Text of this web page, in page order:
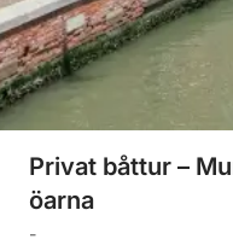
Privat båttur –
öarna
-